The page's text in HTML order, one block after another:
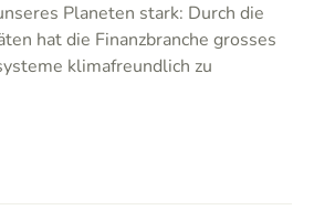
Planeten stark: Durch die
hat die Finanzbranche grosses
klimafreundlich zu